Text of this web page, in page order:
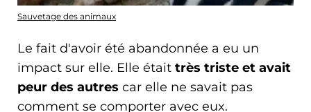
Sauvetage des animaux
Le fait d'avoir été abandonnée a eu un
impact sur elle. Elle était très triste et avait
peur des autres car elle ne savait pas
comment se comporter avec eux.